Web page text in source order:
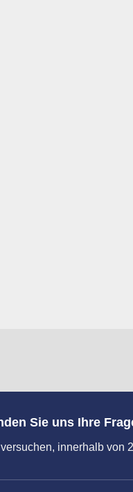
Sie uns Ihre
innerhalb von